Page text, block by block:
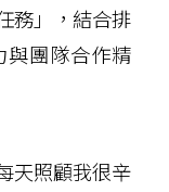
務」，結合排
與團隊合作精
天照顧我很辛